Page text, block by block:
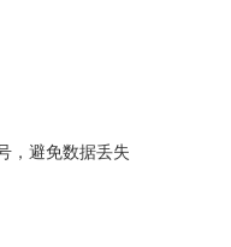
，避免数据丢失